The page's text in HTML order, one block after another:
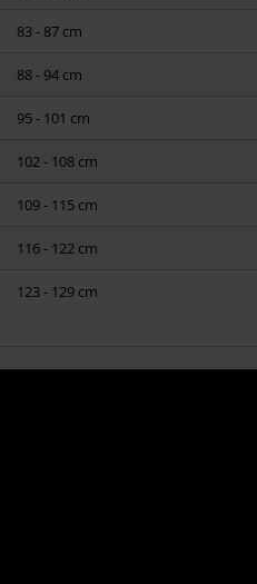
83 - 87 cm
88 - 94 cm
95 - 101 cm
102 - 108 cm
109 - 115 cm
116 - 122 cm
123 - 129 cm